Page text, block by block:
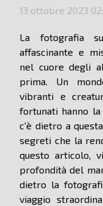
13 ottobre 2023
La fotografia
affascinante e
nel cuore degli
prima. Un
vibranti e
fortunati hanno
c'è dietro a
segreti che la
questo articolo,
profondità del
dietro la
viaggio